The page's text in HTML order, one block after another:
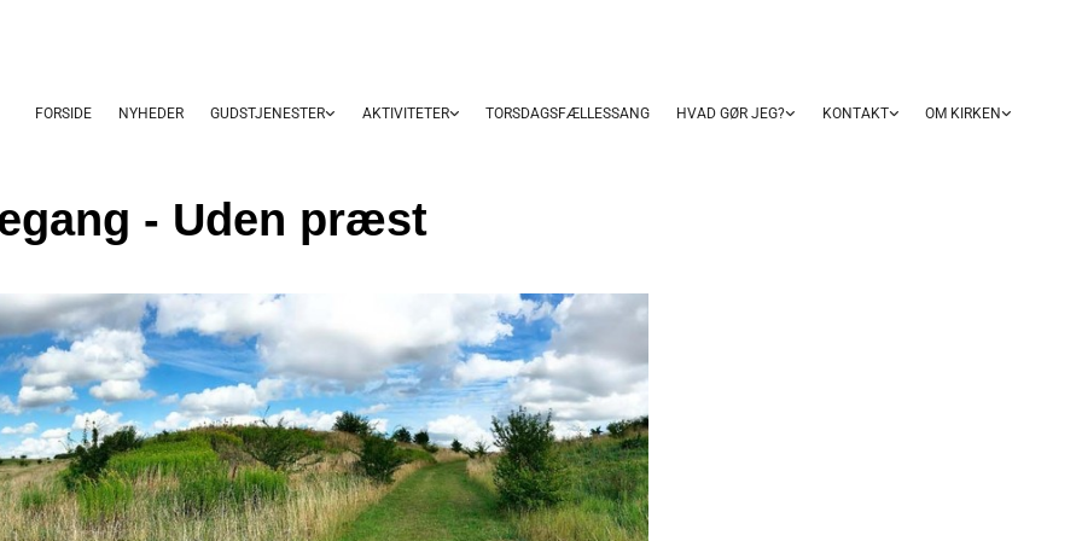
FORSIDE NYHEDER GUDSTJENESTER AKTIVITETER TORSDAGSFÆLLESSANG HVAD GØR JEG? KONTAKT OM KIRKEN
- Uden præst